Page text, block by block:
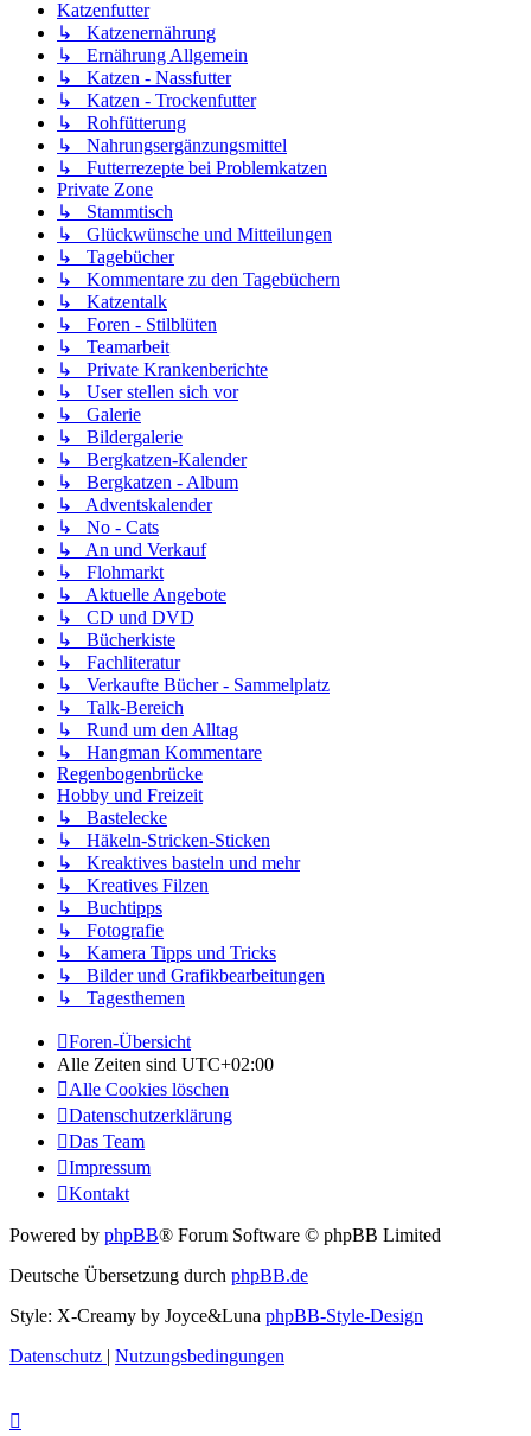
Katzenfutter
↳ Katzenernährung
↳ Ernährung Allgemein
↳ Katzen - Nassfutter
↳ Katzen - Trockenfutter
↳ Rohfütterung
↳ Nahrungsergänzungsmittel
↳ Futterrezepte bei Problemkatzen
Private Zone
↳ Stammtisch
↳ Glückwünsche und Mitteilungen
↳ Tagebücher
↳ Kommentare zu den Tagebüchern
↳ Katzentalk
↳ Foren - Stilblüten
↳ Teamarbeit
↳ Private Krankenberichte
↳ User stellen sich vor
↳ Galerie
↳ Bildergalerie
↳ Bergkatzen-Kalender
↳ Bergkatzen - Album
↳ Adventskalender
↳ No - Cats
↳ An und Verkauf
↳ Flohmarkt
↳ Aktuelle Angebote
↳ CD und DVD
↳ Bücherkiste
↳ Fachliteratur
↳ Verkaufte Bücher - Sammelplatz
↳ Talk-Bereich
↳ Rund um den Alltag
↳ Hangman Kommentare
Regenbogenbrücke
Hobby und Freizeit
↳ Bastelecke
↳ Häkeln-Stricken-Sticken
↳ Kreaktives basteln und mehr
↳ Kreatives Filzen
↳ Buchtipps
↳ Fotografie
↳ Kamera Tipps und Tricks
↳ Bilder und Grafikbearbeitungen
↳ Tagesthemen
Foren-Übersicht
Alle Zeiten sind UTC+02:00
Alle Cookies löschen
Datenschutzerklärung
Das Team
Impressum
Kontakt
Powered by phpBB® Forum Software © phpBB Limited
Deutsche Übersetzung durch phpBB.de
Style: X-Creamy by Joyce&Luna phpBB-Style-Design
Datenschutz | Nutzungsbedingungen